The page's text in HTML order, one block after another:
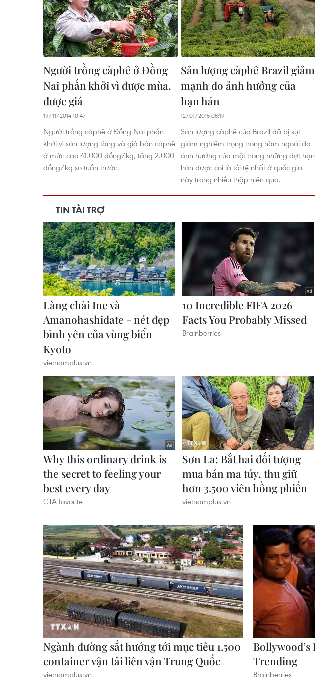
Người trồng càphê ở Đồng
Nai phấn khởi vì được mùa,
được giá
19/11/2014 10:47
Người trồng càphê ở Đồng Nai phấn
khởi vì sản lượng tăng và giá bán càphê
ở mức cao 41.000 đồng/kg, tăng 2.000
đồng/kg so tuần trước.
Sản lượng càphê Brazil giảm
mạnh do ảnh hưởng của
hạn hán
12/01/2015 08:19
Sản lượng càphê của Brazil đã bị sụt
giảm nghiêm trọng trong năm ngoái do
ảnh hưởng của một trong những đợt hạn
hán được coi là tồi tệ nhất ở quốc gia
này trong nhiều thập niên qua.